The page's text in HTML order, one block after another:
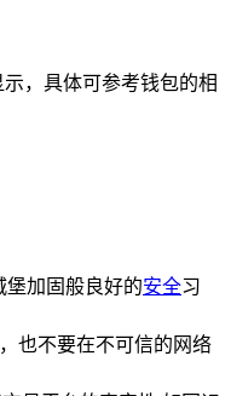
，具体可参考钱包的相
堡加固般良好的安全习
也不要在不可信的网络